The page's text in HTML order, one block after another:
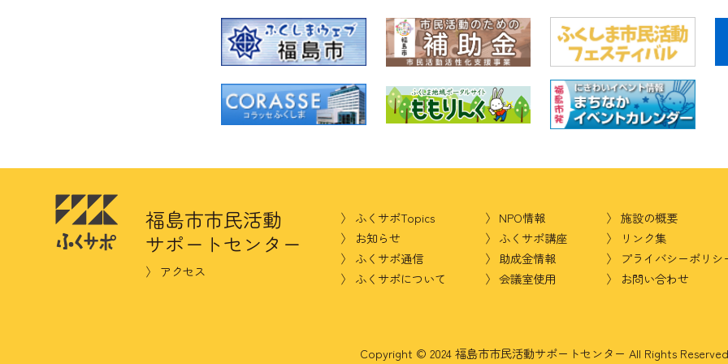
福島市市民活動
サポートセンター
アクセス
ふくサポTopics
お知らせ
ふくサポ通信
ふくサポについて
NPO情報
ふくサポ講座
助成金情報
会議室使用
施設の概要
リンク集
プライバシーポリシ
お問い合わせ
Copyright © 2024 福島市市民活動サポートセンター All Rights